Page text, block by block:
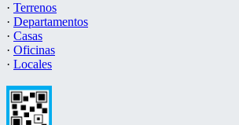
· Terrenos
· Departamentos
· Casas
· Oficinas
· Locales